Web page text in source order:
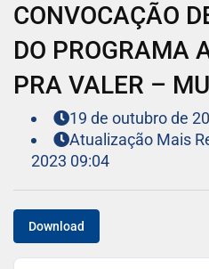
CONVOCAÇÃO
DO PROGRAMA
PRA VALER –
19 de outubro de
Atualização Mais
2023 09:04
Download